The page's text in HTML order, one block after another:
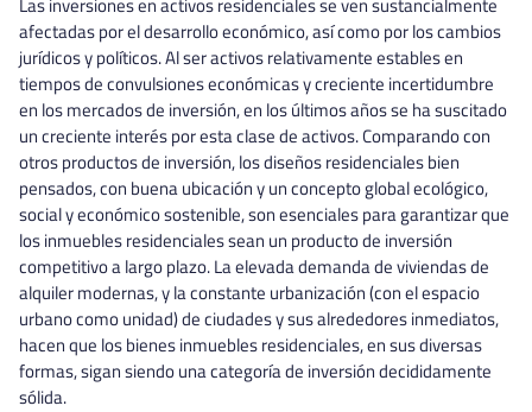
afectadas por el desarrollo económico, así como por los cambios
jurídicos y políticos. Al ser activos relativamente estables en
tiempos de convulsiones económicas y creciente incertidumbre
en los mercados de inversión, en los últimos años se ha suscitado
un creciente interés por esta clase de activos. Comparando con
otros productos de inversión, los diseños residenciales bien
pensados, con buena ubicación y un concepto global ecológico,
social y económico sostenible, son esenciales para garantizar que
los inmuebles residenciales sean un producto de inversión
competitivo a largo plazo. La elevada demanda de viviendas de
alquiler modernas, y la constante urbanización (con el espacio
urbano como unidad) de ciudades y sus alrededores inmediatos,
hacen que los bienes inmuebles residenciales, en sus diversas
formas, sigan siendo una categoría de inversión decididamente
sólida.